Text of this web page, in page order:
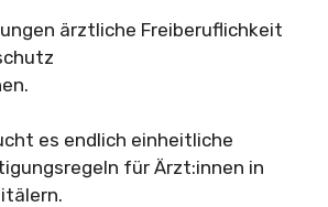
ärztliche Freiberuflichkeit
es endlich einheitliche
für Ärzt:innen in